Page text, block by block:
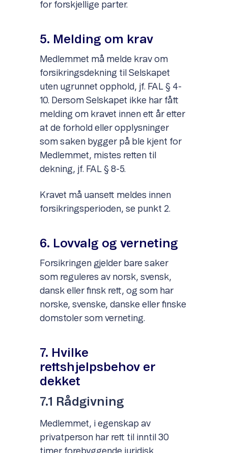
for forskjellige parter.
5. Melding om krav
Medlemmet må melde krav om
forsikringsdekning til Selskapet
uten ugrunnet opphold, jf. FAL § 4-
10. Dersom Selskapet ikke har fått
melding om kravet innen ett år etter
at de forhold eller opplysninger
som saken bygger på ble kjent for
Medlemmet, mistes retten til
dekning, jf. FAL § 8-5.
Kravet må uansett meldes innen
forsikringsperioden, se punkt 2.
6. Lovvalg og verneting
Forsikringen gjelder bare saker
som reguleres av norsk, svensk,
dansk eller finsk rett, og som har
norske, svenske, danske eller finske
domstoler som verneting.
7. Hvilke
rettshjelpsbehov er
dekket
7.1 Rådgivning
Medlemmet, i egenskap av
privatperson har rett til inntil 30